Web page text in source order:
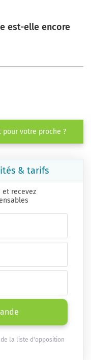
est-elle encore
votre proche ?
& tarifs
et recevez
la liste d'opposition